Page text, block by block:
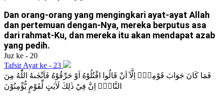
Dan orang-orang yang mengingkari ayat-ayat Allah
dan pertemuan dengan-Nya, mereka berputus asa
dari rahmat-Ku, dan mereka itu akan mendapat azab
yang pedih.
Juz ke - 20
Tafsir Ayat ke - 23
فَمَا كَانَ جَوَابَ قَوْمِهٖٓ اِلَّآ اَنْ قَالُوا اقْتُلُوْهُ اَوْ حَرِّقُوْهُ فَاَنْجٰىهُ اللّٰهُ مِنَ
النَّارِۗ اِنَّ فِيْ ذٰلِكَ لَاٰيٰتٍ لِّقَوْمٍ يُّؤْمِنُوْنَ